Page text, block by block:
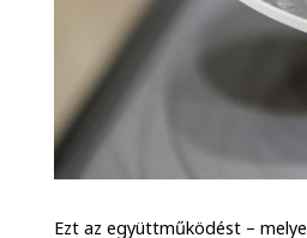
Ezt az együttműködést –